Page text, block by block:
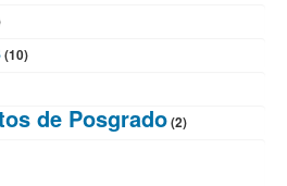
(10)
de Posgrado(2)